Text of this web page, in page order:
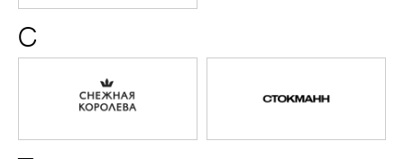
С
Снежная
Королева
(1
и